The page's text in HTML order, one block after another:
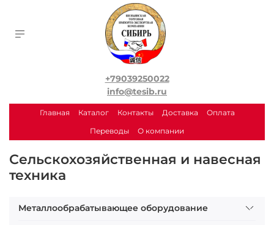
+79039250022
info@tesib.ru
Главная Каталог Контакты Доставка
Оплата
Переводы
О компании
Сельскохозяйственная и навесная
техника
Металлообрабатывающее оборудование